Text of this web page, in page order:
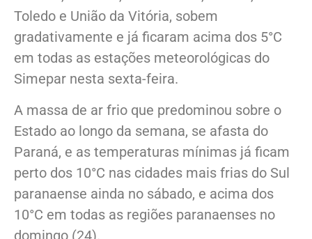
Toledo e União da Vitória, sobem
gradativamente e já ficaram acima dos 5°C
em todas as estações meteorológicas do
Simepar nesta sexta-feira.
A massa de ar frio que predominou sobre o
Estado ao longo da semana, se afasta do
Paraná, e as temperaturas mínimas já ficam
perto dos 10°C nas cidades mais frias do Sul
paranaense ainda no sábado, e acima dos
10°C em todas as regiões paranaenses no
domingo (24).